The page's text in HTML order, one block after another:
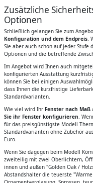
Zusätzliche
Optionen
Schließlich gelangen Sie zum
Konfiguration und dem Endpreis.
Sie aber auch schon auf jeder
Optionen und die betreffende
Im Angebot wird Ihnen auch
konfigurierten Ausstattung
können Sie bei einigen
dass Ihnen die kurzfristige
Standardvarianten.
Wie viel wird Ihr Fenster nach Maß
Sie ihr Fenster konfigurieren.
für das preisgünstigste Modell
Standardvarianten ohne Zubehör
Euro.
Wenn Sie dagegen beim Modell
zweiteilig mit zwei Oberlichtern,
innen und außen "Golden Oak /
Abstandshalter die teuerste